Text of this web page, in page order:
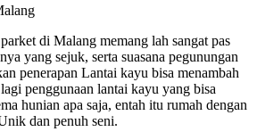
di Malang memang lah sangat pas
yang sejuk, serta suasana pegunungan
penerapan Lantai kayu bisa menambah
penggunaan lantai kayu yang bisa
hunian apa saja, entah itu rumah dengan
dan penuh seni.